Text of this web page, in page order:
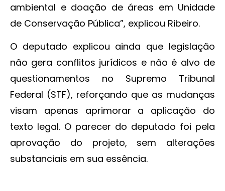
ambiental e doação de áreas em Unidade
de Conservação Pública”, explicou Ribeiro.
O deputado explicou ainda que legislação
não gera conflitos jurídicos e não é alvo de
questionamentos no Supremo Tribunal
Federal (STF), reforçando que as mudanças
visam apenas aprimorar a aplicação do
texto legal. O parecer do deputado foi pela
aprovação do projeto, sem alterações
substanciais em sua essência.